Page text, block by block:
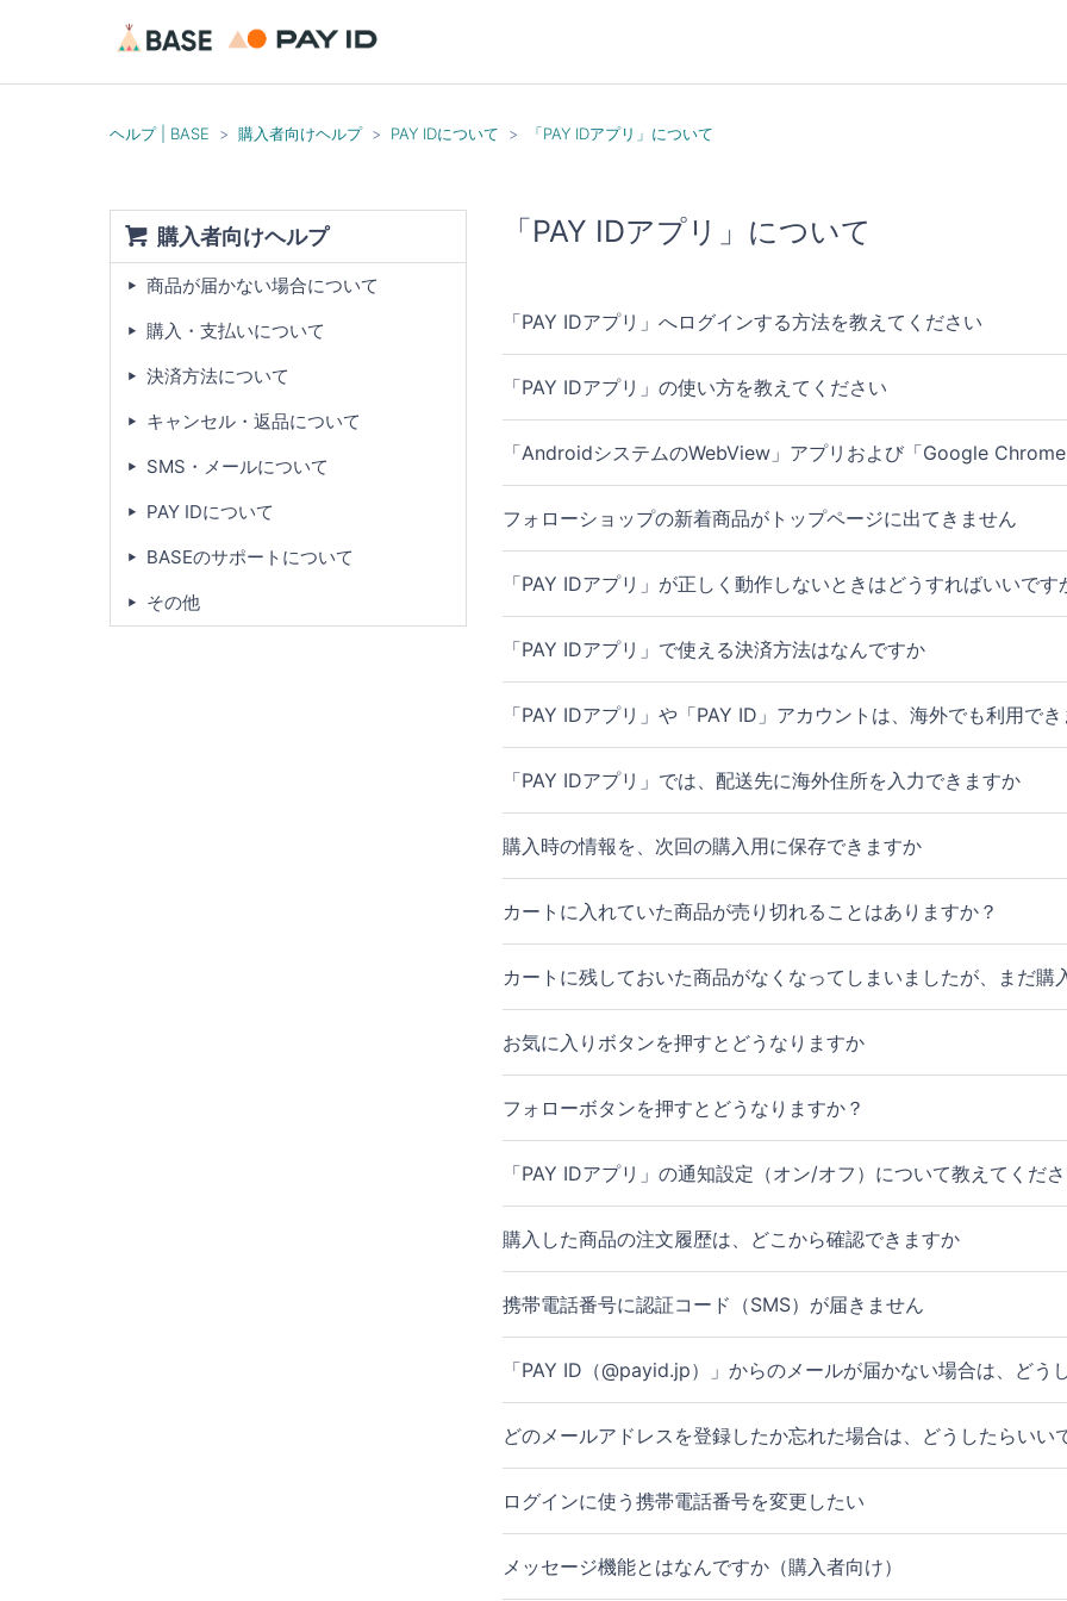
ヘルプ | BASE 購入者向けヘルプ PAY IDについて 「PAY IDアプリ」について
「PAY IDアプリ」について
「PAY IDアプリ」へログインする方法を教えてください
「PAY IDアプリ」の使い方を教えてください
「AndroidシステムのWebView」アプリおよび「Google
フォローショップの新着商品がトップページに出てきません
「PAY IDアプリ」が正しく動作しないときはどうすればいいです
「PAY IDアプリ」で使える決済方法はなんですか
「PAY IDアプリ」や「PAY ID」アカウントは、海外でも利用で
「PAY IDアプリ」では、配送先に海外住所を入力できますか
購入時の情報を、次回の購入用に保存できますか
カートに入れていた商品が売り切れることはありますか？
カートに残しておいた商品がなくなってしまいましたが、まだ購
お気に入りボタンを押すとどうなりますか
フォローボタンを押すとどうなりますか？
「PAY IDアプリ」の通知設定（オン/オフ）について教えてくだ
購入した商品の注文履歴は、どこから確認できますか
携帯電話番号に認証コード（SMS）が届きません
「PAY ID（@payid.jp）」からのメールが届かない場合は、どう
どのメールアドレスを登録したか忘れた場合は、どうしたらいい
ログインに使う携帯電話番号を変更したい
メッセージ機能とはなんですか（購入者向け）
購入者向けヘルプ
商品が届かない場合について
購入・支払いについて
決済方法について
キャンセル・返品について
SMS・メールについて
PAY IDについて
BASEのサポートについて
その他